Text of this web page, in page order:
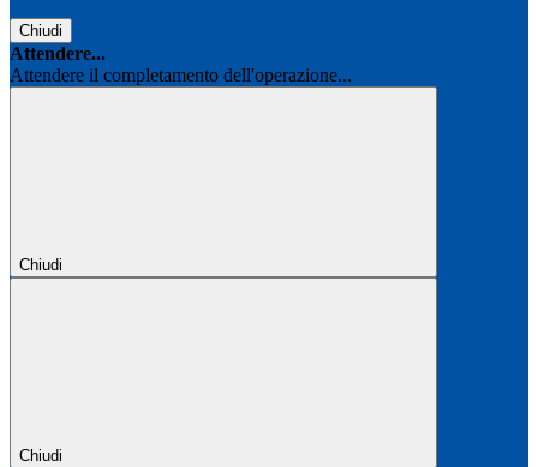
Chiudi
Attendere...
Attendere il completamento dell'operazione...
Chiudi
Chiudi